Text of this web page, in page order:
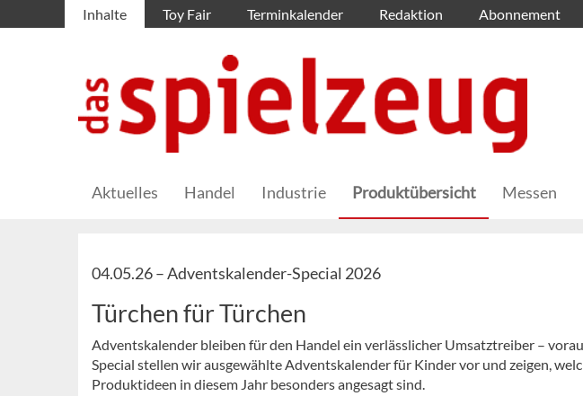
Inhalte Toy Fair Terminkalender Redaktion Abonnement
Aktuelles Handel Industrie Produktübersicht Messen
04.05.26 –Adventskalender-Special 2026
Türchen für Türchen
Adventskalender bleiben für den Handel ein verlässlicher Umsatztreiber –
Special stellen wir ausgewählte Adventskalender für Kinder vor und zeigen,
Produktideen in diesem Jahr besonders angesagt sind.